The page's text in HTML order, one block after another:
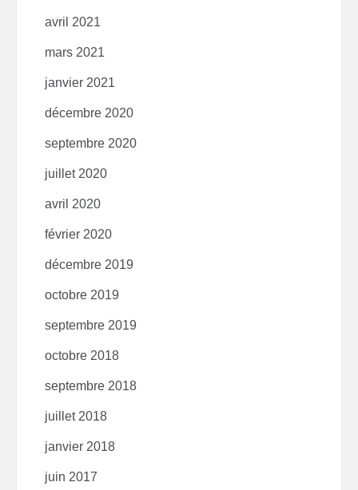
avril 2021
mars 2021
janvier 2021
décembre 2020
septembre 2020
juillet 2020
avril 2020
février 2020
décembre 2019
octobre 2019
septembre 2019
octobre 2018
septembre 2018
juillet 2018
janvier 2018
juin 2017